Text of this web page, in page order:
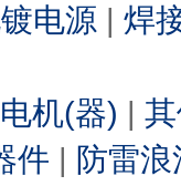
电源 | 焊
机(器) |
件 | 防雷浪